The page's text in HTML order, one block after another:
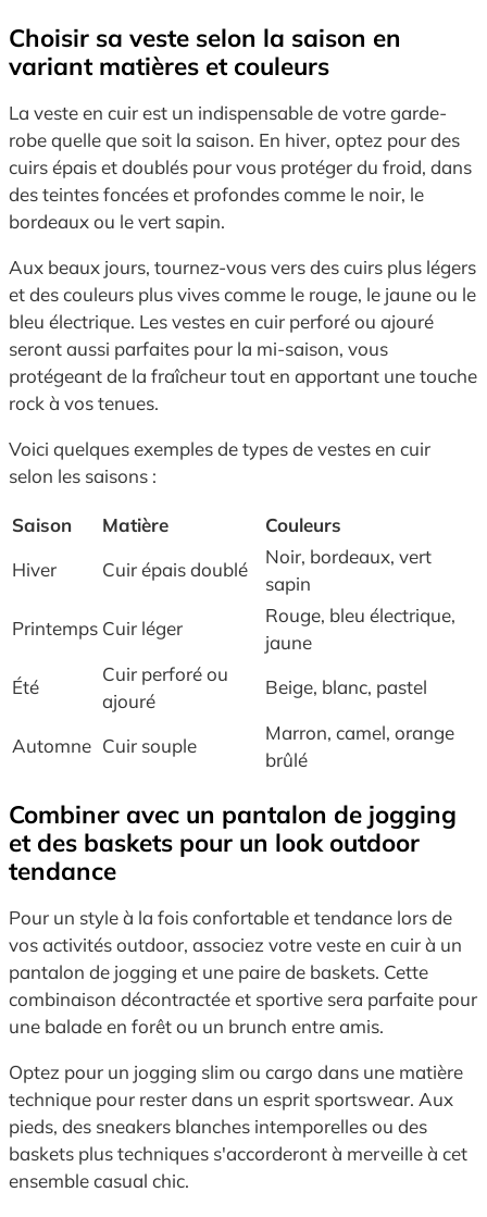
Choisir sa veste selon la saison en
variant matières et couleurs
La veste en cuir est un indispensable de votre garde-
robe quelle que soit la saison. En hiver, optez pour des
cuirs épais et doublés pour vous protéger du froid, dans
des teintes foncées et profondes comme le noir, le
bordeaux ou le vert sapin.
Aux beaux jours, tournez-vous vers des cuirs plus légers
et des couleurs plus vives comme le rouge, le jaune ou le
bleu électrique. Les vestes en cuir perforé ou ajouré
seront aussi parfaites pour la mi-saison, vous
protégeant de la fraîcheur tout en apportant une touche
rock à vos tenues.
Voici quelques exemples de types de vestes en cuir
selon les saisons :
Saison Matière
Couleurs
Hiver
Cuir épais doublé
Noir, bordeaux, vert
sapin
Printemps Cuir léger
Rouge, bleu électrique,
jaune
Été
Cuir perforé ou
ajouré
Beige, blanc, pastel
Automne Cuir souple
Marron, camel, orange
brûlé
Combiner avec un pantalon de jogging
et des baskets pour un look outdoor
tendance
Pour un style à la fois confortable et tendance lors de
vos activités outdoor, associez votre veste en cuir à un
pantalon de jogging et une paire de baskets. Cette
combinaison décontractée et sportive sera parfaite pour
une balade en forêt ou un brunch entre amis.
Optez pour un jogging slim ou cargo dans une matière
technique pour rester dans un esprit sportswear. Aux
pieds, des sneakers blanches intemporelles ou des
baskets plus techniques s'accorderont à merveille à cet
ensemble casual chic.